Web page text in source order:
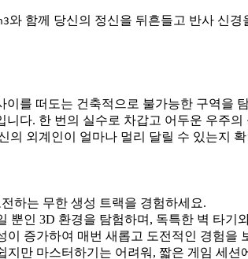
와 함께 당신의 정신을 뒤흔들고 반사 신경
를 떠도는 건축적으로 불가능한 구역을
다. 한 번의 실수로 차갑고 어두운 우주
의 외계인이 얼마나 멀리 달릴 수 있는지
하는 무한 생성 트랙을 경험하세요.
뿐인 3D 환경을 탐험하며, 독특한 벽 타기
이 증가하여 매번 새롭고 도전적인 경험을
지만 마스터하기는 어려워, 짧은 게임 세션